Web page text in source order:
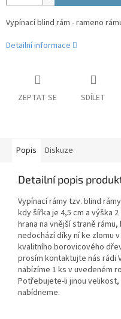
Vypínací blind rám - rameno
Detailní informace
ZEPTAT SE SDÍLET
Popis Diskuze
Detailní popis
Vypínací rámy tzv. blind
kdy šířka je 4,5 cm a výška
hrana na vnější straně
nedochází díky ní ke zlomu
kvalitního borovicového
prosím kontaktujte nás rádi
nabízíme 1 ks v uvedeném
Potřebujete-li jinou
nabídneme.